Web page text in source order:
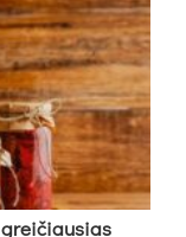
greičiausias